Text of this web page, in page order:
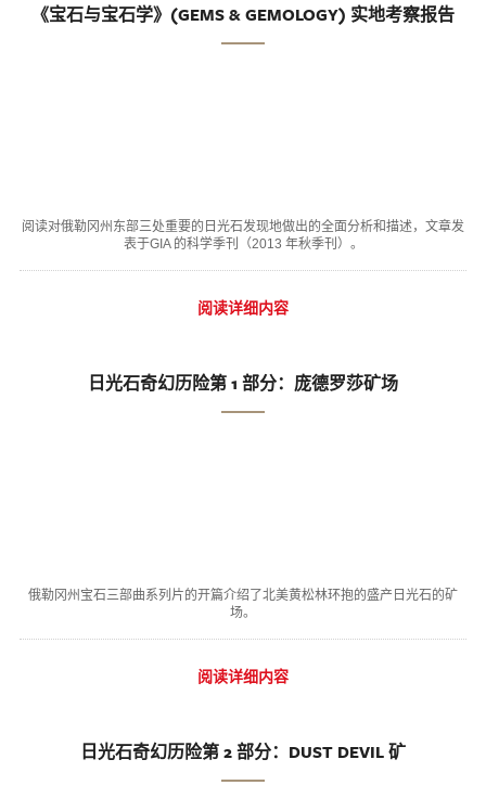
《宝石与宝石学》(GEMS & GEMOLOGY) 实地考察报告
阅读对俄勒冈州东部三处重要的日光石发现地做出的全面分析和描述，文章发
表于GIA 的科学季刊（2013 年秋季刊）。
阅读详细内容
日光石奇幻历险第 1 部分：庞德罗莎矿场
俄勒冈州宝石三部曲系列片的开篇介绍了北美黄松林环抱的盛产日光石的矿
场。
阅读详细内容
日光石奇幻历险第 2 部分：DUST DEVIL 矿